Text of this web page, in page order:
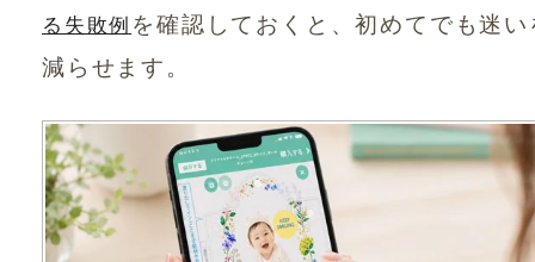
る失敗例 を確認しておくと、初めてでも迷い
減らせます。